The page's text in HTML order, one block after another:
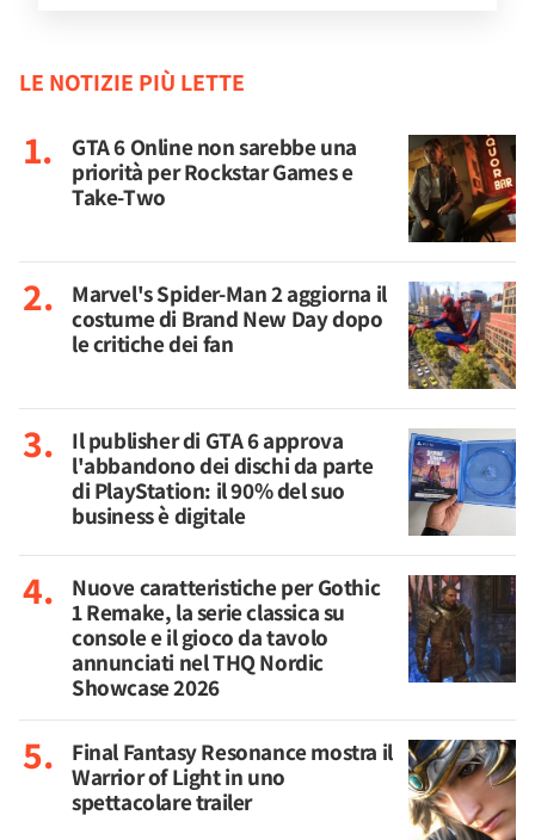
LE NOTIZIE PIÙ LETTE
GTA 6 Online non sarebbe una
priorità per Rockstar Games e
Take-Two
Marvel's Spider-Man 2 aggiorna il
costume di Brand New Day dopo
le critiche dei fan
Il publisher di GTA 6 approva
l'abbandono dei dischi da parte
di PlayStation: il 90% del suo
business è digitale
Nuove caratteristiche per Gothic
1 Remake, la serie classica su
console e il gioco da tavolo
annunciati nel THQ Nordic
Showcase 2026
Final Fantasy Resonance mostra il
Warrior of Light in uno
spettacolare trailer